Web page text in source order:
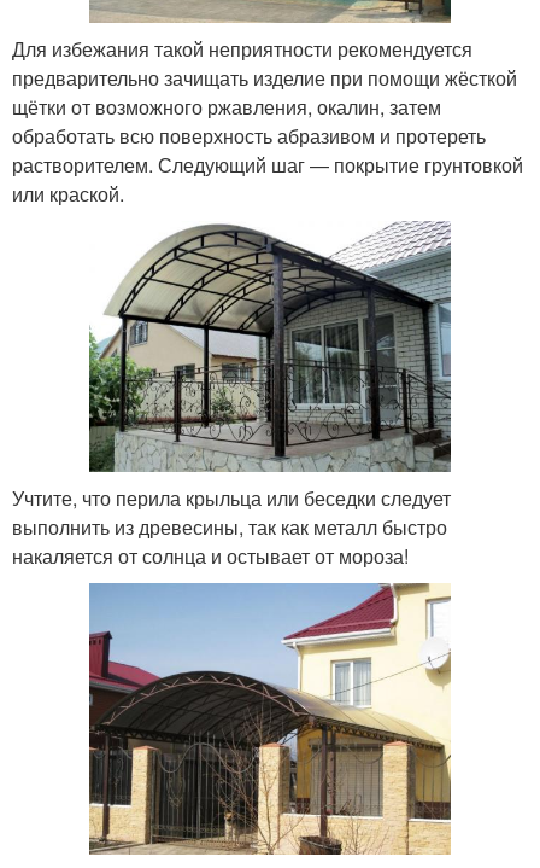
Для избежания такой неприятности рекомендуется
предварительно зачищать изделие при помощи жёсткой
щётки от возможного ржавления, окалин, затем
обработать всю поверхность абразивом и протереть
растворителем. Следующий шаг — покрытие грунтовкой
или краской.
Учтите, что перила крыльца или беседки следует
выполнить из древесины, так как металл быстро
накаляется от солнца и остывает от мороза!